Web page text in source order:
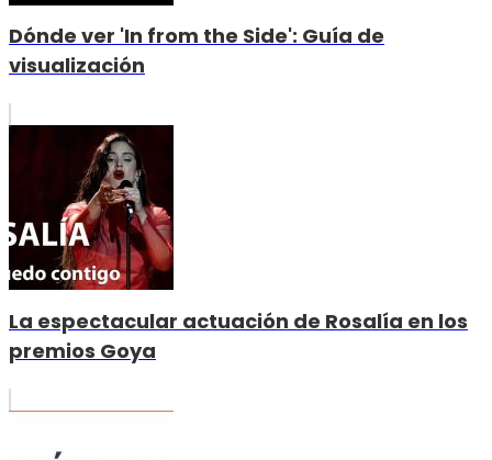
Dónde ver 'In from the Side': Guía de
visualización
La espectacular actuación de Rosalía en los
premios Goya